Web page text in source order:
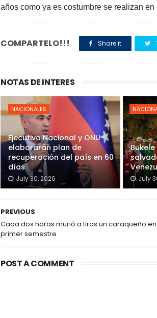
años como ya es costumbre se realizan en
COMPARTELO!!! Share it
NOTAS DE INTERES
NACIONALES
Ejecutivo Nacional y ONU
elaborarán plan de
recuperación del país en 60
días
July 30, 2026 July
PREVIOUS
Cada dos horas murió a tiros un caraqueño
primer semestre
POST A COMMENT